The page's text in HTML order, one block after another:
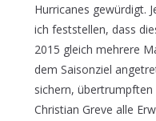
Hurricanes gewürdigt.
ich feststellen, dass
2015 gleich mehrere
dem Saisonziel
sichern, übertrumpften
Christian Greve alle